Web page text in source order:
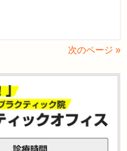
次のページ »